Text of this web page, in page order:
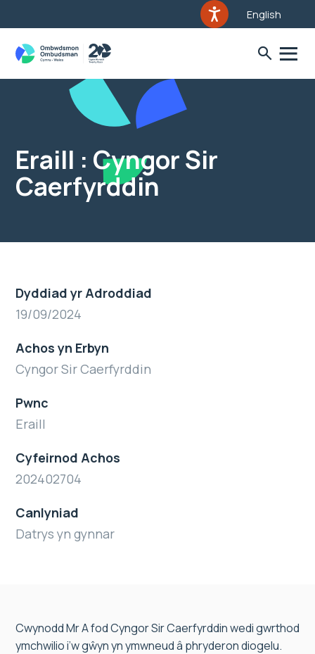
English
Eraill : Cyngor Sir
Caerfyrddin
Dyddiad yr Adroddiad
19/09/2024
Achos yn Erbyn
Cyngor Sir Caerfyrddin
Pwnc
Eraill
Cyfeirnod Achos
202402704
Canlyniad
Datrys yn gynnar
Cwynodd Mr A fod Cyngor Sir Caerfyrddin wedi gwrthod
ymchwilio i’w gŵyn yn ymwneud â phryderon diogelu.